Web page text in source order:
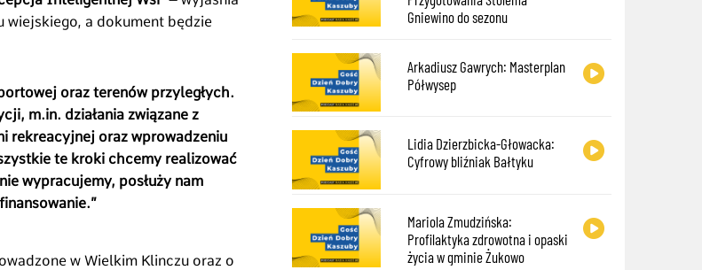
wiejskiego, a dokument będzie
oraz terenów przyległych.
m.in. działania związane z
rekreacyjnej oraz wprowadzeniu
te kroki chcemy realizować
wypracujemy, posłuży nam
w Wielkim Klinczu oraz o
Gniewino do sezonu
Arkadiusz Gawrych: Masterplan
Półwysep
Lidia Dzierzbicka-Głowacka:
Cyfrowy bliźniak Bałtyku
Mariola Zmudzińska:
Profilaktyka zdrowotna i opaski
życia w gminie Żukowo